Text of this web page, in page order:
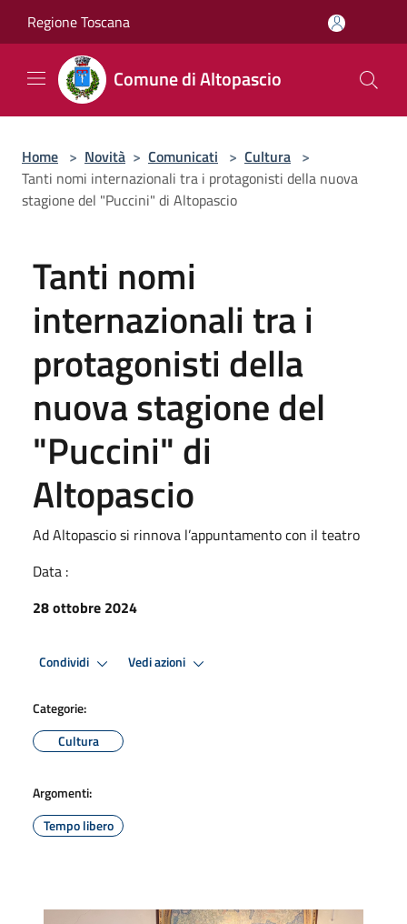
Regione Toscana
Comune di Altopascio
Home > Novità > Comunicati > Cultura >
Tanti nomi internazionali tra i protagonisti della nuova
stagione del "Puccini" di Altopascio
Tanti nomi
internazionali tra i
protagonisti della
nuova stagione del
"Puccini" di
Altopascio
Ad Altopascio si rinnova l’appuntamento con il teatro
Data :
28 ottobre 2024
Condividi Vedi azioni
Categorie:
Cultura
Argomenti:
Tempo libero